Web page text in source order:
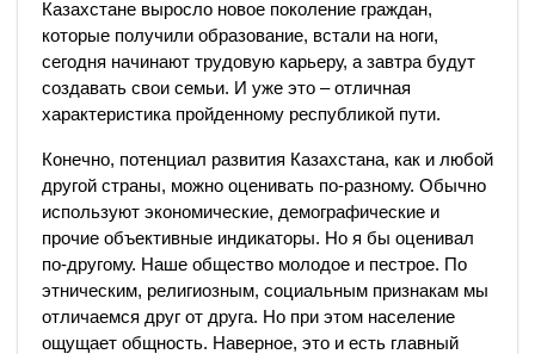
Казахстане выросло новое поколение граждан,
которые получили образование, встали на ноги,
сегодня начинают трудовую карьеру, а завтра будут
создавать свои семьи. И уже это – отличная
характеристика пройденному республикой пути.
Конечно, потенциал развития Казахстана, как и любой
другой страны, можно оценивать по-разному. Обычно
используют экономические, демографические и
прочие объективные индикаторы. Но я бы оценивал
по-другому. Наше общество молодое и пестрое. По
этническим, религиозным, социальным признакам мы
отличаемся друг от друга. Но при этом население
ощущает общность. Наверное, это и есть главный